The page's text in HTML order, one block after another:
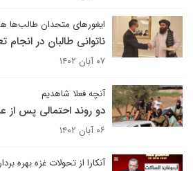
ایغورهای متحدان طالب‌ها
ناتوانی طالبان در
۰۷ آبان ۱۴۰۲
آنچه فعلا شاهدیم
دو روند احتمالی پس از
۰۶ آبان ۱۴۰۲
آنکارا از تحولات غزه بهره